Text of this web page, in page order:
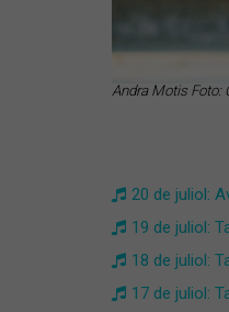
Andra Motis Foto:
20 de juliol:
19 de juliol:
18 de juliol:
17 de juliol: